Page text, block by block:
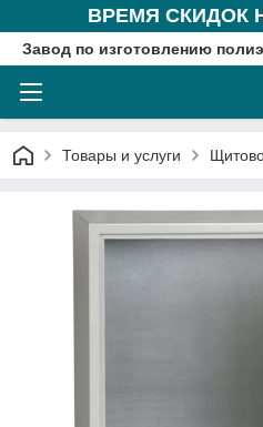
ВРЕМЯ СКИДОК
Завод по изготовлению
Товары и услуги